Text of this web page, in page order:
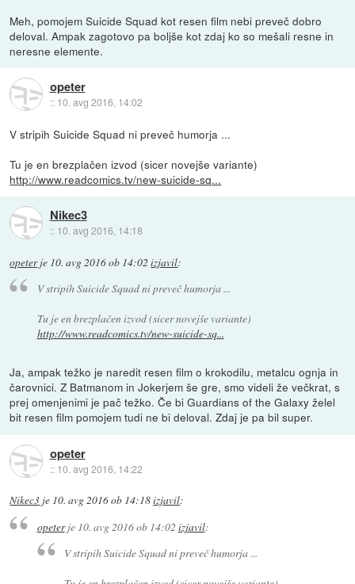
Meh, pomojem Suicide Squad kot resen film nebi preveč dobro
deloval. Ampak zagotovo pa boljše kot zdaj ko so mešali resne in
neresne elemente.
opeter
:: 10. avg 2016, 14:02
V stripih Suicide Squad ni preveč humorja ...
Tu je en brezplačen izvod (sicer novejše variante)
http://www.readcomics.tv/new-suicide-sq...
Nikec3
:: 10. avg 2016, 14:18
opeterje 10. avg 2016 ob 14:02 izjavil:
V stripih Suicide Squad ni preveč humorja ...
Tu je en brezplačen izvod (sicer novejše variante)
http://www.readcomics.tv/new-suicide-sq...
Ja, ampak težko je naredit resen film o krokodilu, metalcu ognja in
čarovnici. Z Batmanom in Jokerjem še gre, smo videli že večkrat, s
prej omenjenimi je pač težko. Če bi Guardians of the Galaxy želel
bit resen film pomojem tudi ne bi deloval. Zdaj je pa bil super.
opeter
:: 10. avg 2016, 14:22
Nikec3 je 10. avg 2016 ob 14:18izjavil:
opeterje 10. avg 2016 ob 14:02 izjavil:
V stripih Suicide Squad ni preveč humorja ...